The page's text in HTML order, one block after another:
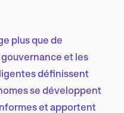
plus que de
et les
définissent
se développent
et apportent